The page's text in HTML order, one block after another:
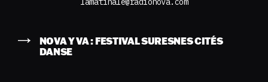
NOVA Y VA : FESTIVAL SURESNES CITÉS
DANSE